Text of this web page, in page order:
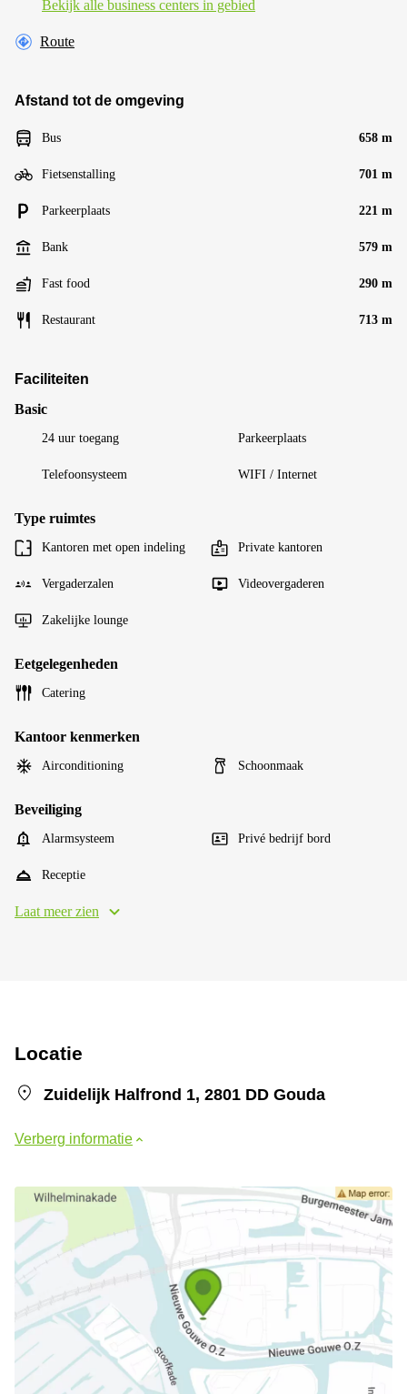
Bekijk alle business centers in gebied
Route
Afstand tot de omgeving
Bus 658 m
Fietsenstalling 701 m
Parkeerplaats 221 m
Bank 579 m
Fast food 290 m
Restaurant 713 m
Faciliteiten
Basic
24 uur toegang Parkeerplaats
Telefoonsysteem WIFI / Internet
Type ruimtes
Kantoren met open indeling Private kantoren
Vergaderzalen Videovergaderen
Zakelijke lounge
Eetgelegenheden
Catering
Kantoor kenmerken
Airconditioning Schoonmaak
Beveiliging
Alarmsysteem Privé bedrijf bord
Receptie
Laat meer zien
Locatie
Zuidelijk Halfrond 1, 2801 DD Gouda
Verberg informatie